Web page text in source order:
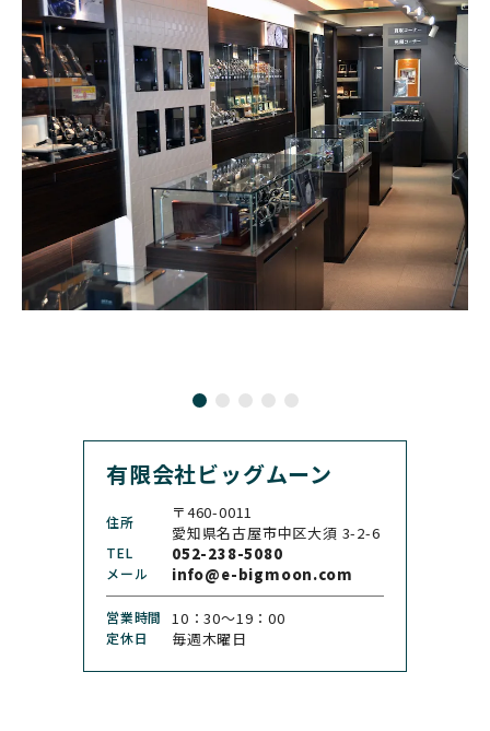
CHOPARD
ショパール
SEIKO
セイコー
GLASHUTTE ORIGINA
L
グラスヒュッテ・オリジ
ナル
CHRONOSWISS
クロノスイス
ALAIN SILBERSTEIN
アラン・シルベスタイン
CITIZEN
シチズン
BLANCPAIN
ブランパン
BOLDR Supply Compan
y
ボルダー・サプライ・カ
ンパニー
BOVET
ボヴェ
BREGUET
ブレゲ
BREITLING
ブライトリング
BRUNO SOHNLE Glash
utte
ブルーノ・ゾンレー・ グ
ラスヒュッテ
BULOVA
ブローバ
BVLGARI
ブルガリ
CHANEL
シャネル
CHOPARD
ショパール
CHRISTOPHER WARD
クリストファー・ウォー
CHRONO TOKYO
CHRONOSWISS
クロノスイス
CUERVOY SOBRINOS CVSTOS
有限会社ビッグムーン
住所
〒460-0011
愛知県名古屋市中区大須 3-2-6
TEL 052-238-5080
メール info@e-bigmoon.com
営業時間 10：30〜19：00
定休日 毎週木曜日